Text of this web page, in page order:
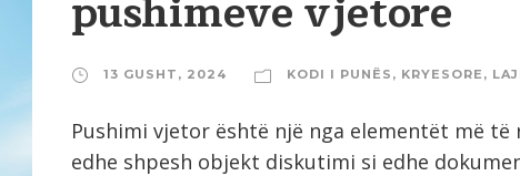
13 GUSHT, 2024 KODI I PUNËS , KRYESORE ,
Pushimi vjetor është një nga elementët më
edhe shpesh objekt diskutimi si edhe